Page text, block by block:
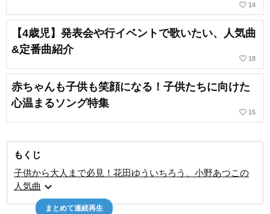
favorite_border 14
【4歳児】発表会や行イベントで歌いたい、人気曲
&定番曲紹介
favorite_border 18
赤ちゃんも子供も笑顔になる！子供たちに向けた
心温まるソング特集
favorite_border 15
もくじ
子供から大人まで必見！花田ゆういちろう、小野あつこの
人気曲 expand_more
まとめて連続再生